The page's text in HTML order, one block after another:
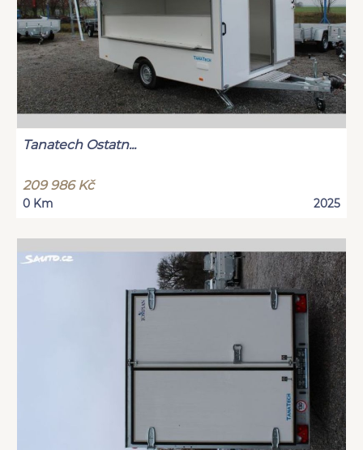
Tanatech Ostatn...
209 986 Kč
0 Km 2025